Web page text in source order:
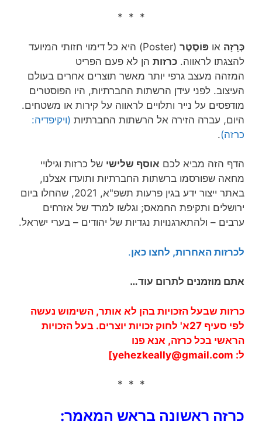
* * *
כְּרָזָה או פּוֹסְטֶר
(Poster) היא כל דימוי חזותי המיועד
להצגתו לראווה. כרזות הן לא פעם הפריט
המזהה מעצב גרפי יותר מאשר תוצרים אחרים בעולם
העיצוב. לפני עידן הרשתות החברתיות, היו הפוסטרים
מודפסים על נייר ותלויים לראווה על קירות או משטחים.
היום, עברה הזירה אל הרשתות החברתיות (ויקיפדיה:
כרזה).
הדף הזה מביא לכם אוסף שלישי של כרזות וגילויי
מחאה שפורסמו ברשתות החברתיות ותועדו אצלנו,
באתר ייצור ידע בגין פרעות תשפ"א, 2021, שהחלו ביום
ירושלים ותקיפת החמאס; וגלשו למרד של אזרחים
ערבים – ולהתארגנויות נגדיות של יהודים – בערי ישראל.
לכרזות האחרות, לחצו כאן.
אתם מוזמנים לתרום עוד…
כרזות שבעל הזכויות בהן לא אותר, השימוש נעשה
לפי סעיף 27א' לחוק זכויות יוצרים. בעל הזכויות
הראשי בכל כרזה, אנא פנו
ל: yehezkeally@gmail.com
]
* * *
כרזה ראשונה בראש המאמר: